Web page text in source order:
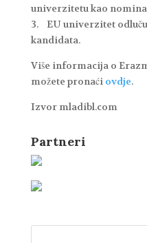
univerzitetu kao
3. EU univerzitet
kandidata.
Više informacija o
možete pronaći ovdje.
Izvor mladibl.com
Partneri